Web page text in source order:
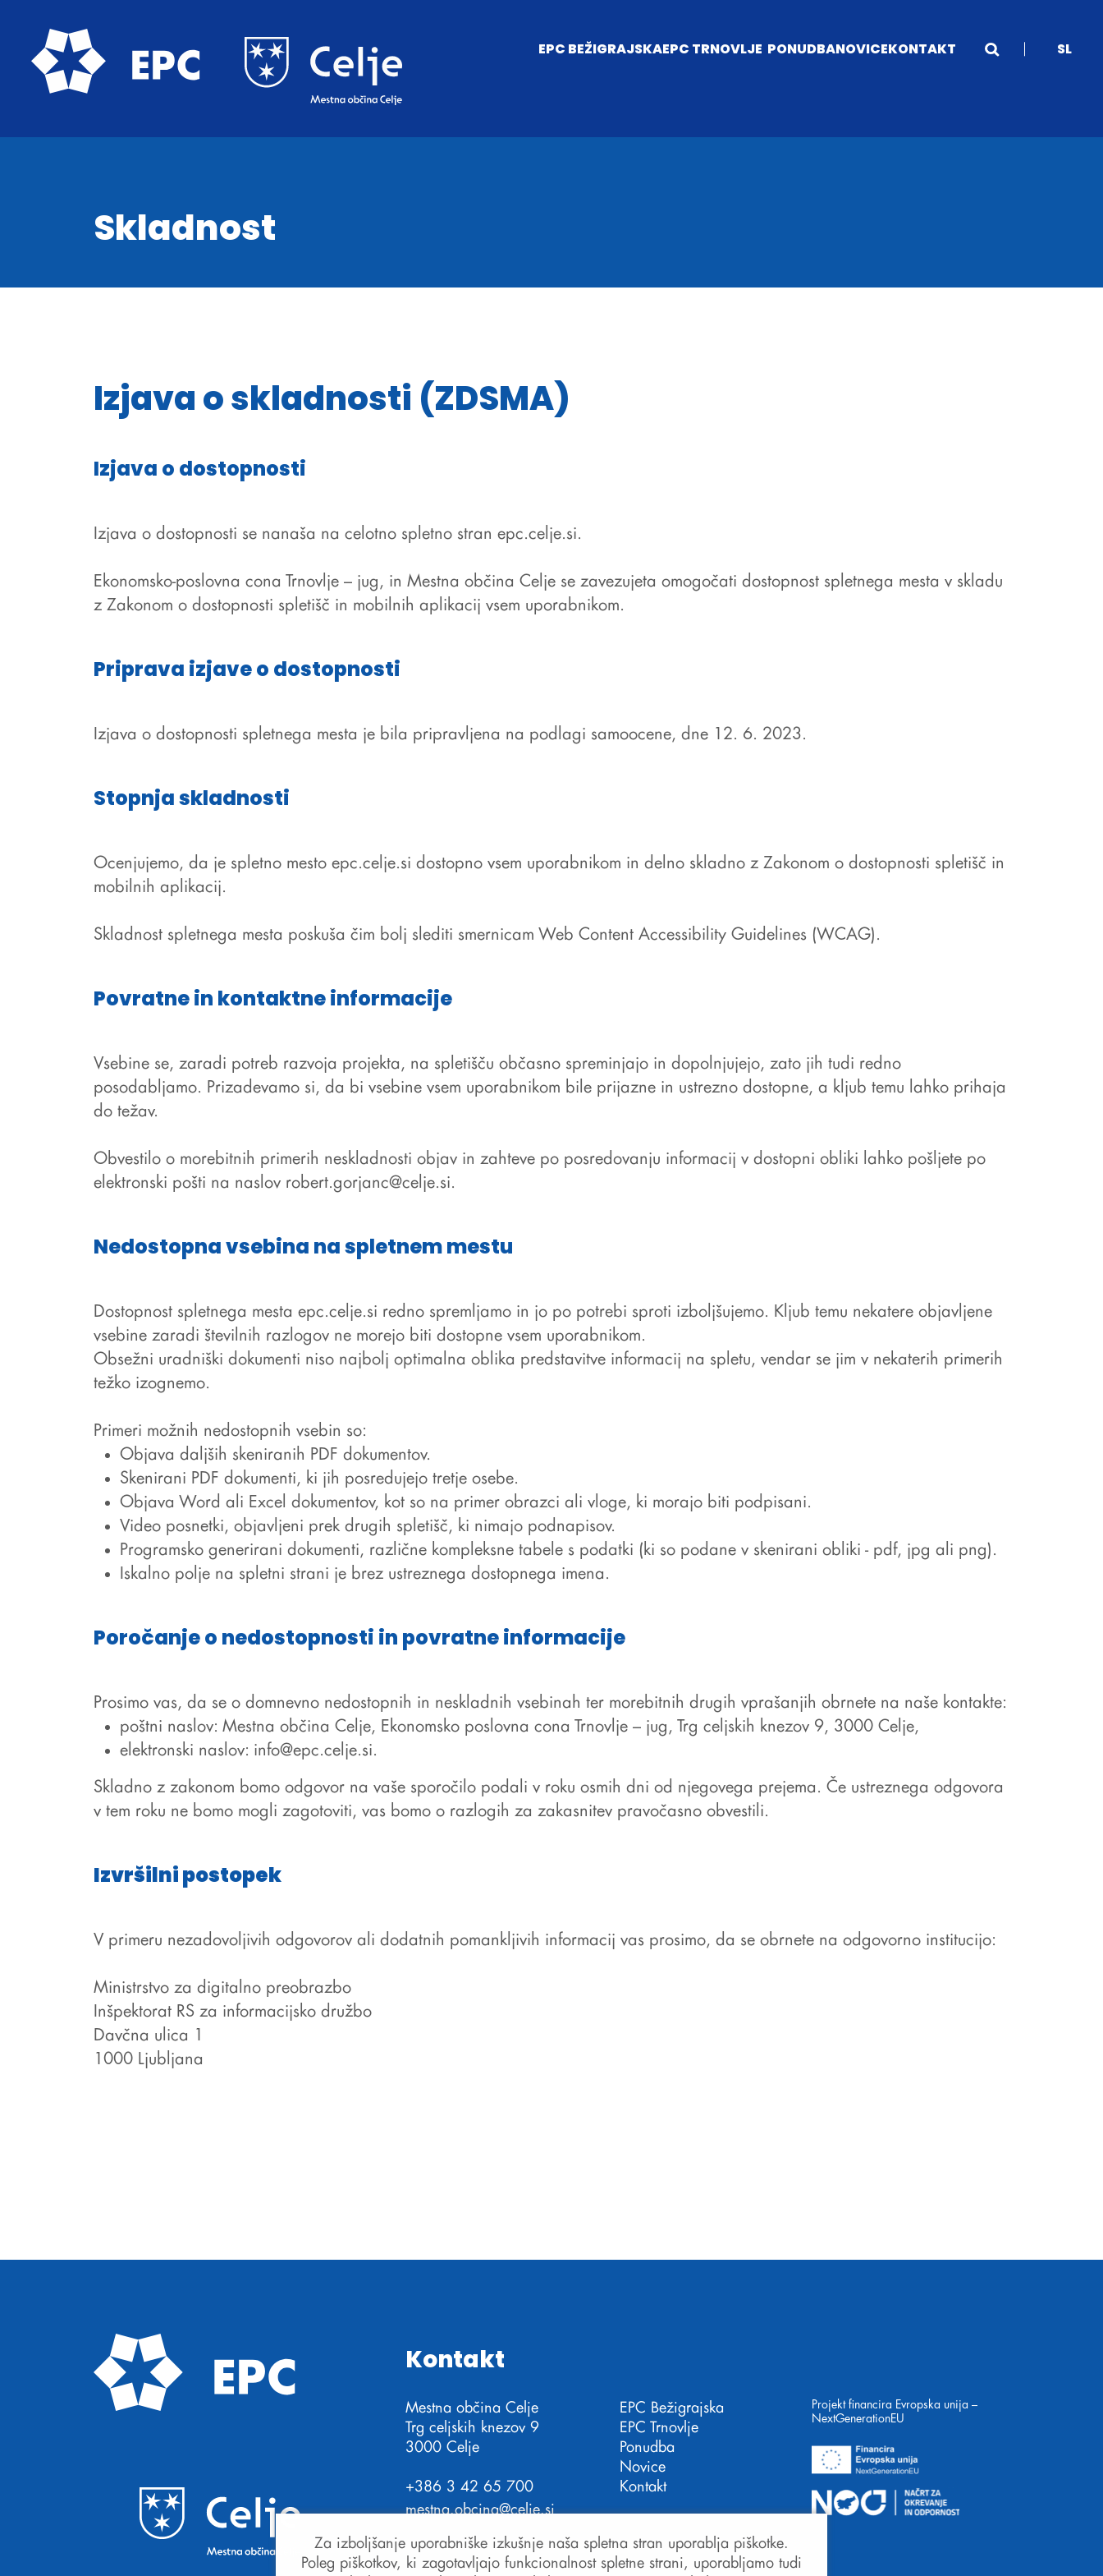
EPC BEŽIGRAJSKAEPC TRNOVLJE PONUDBANOVICEKONTAKT SL
Skladnost
Izjava o skladnosti (ZDSMA)
Izjava o dostopnosti
Izjava o dostopnosti se nanaša na celotno spletno stran epc.celje.si.
Ekonomsko-poslovna cona Trnovlje – jug, in Mestna občina Celje se zavezujeta omogočati dostopnost spletnega mesta v skladu
z Zakonom o dostopnosti spletišč in mobilnih aplikacij vsem uporabnikom.
Priprava izjave o dostopnosti
Izjava o dostopnosti spletnega mesta je bila pripravljena na podlagi samoocene, dne 12. 6. 2023.
Stopnja skladnosti
Ocenjujemo, da je spletno mesto epc.celje.si dostopno vsem uporabnikom in delno skladno z Zakonom o dostopnosti spletišč in
mobilnih aplikacij.
Skladnost spletnega mesta poskuša čim bolj slediti smernicam Web Content Accessibility Guidelines (WCAG).
Povratne in kontaktne informacije
Vsebine se, zaradi potreb razvoja projekta, na spletišču občasno spreminjajo in dopolnjujejo, zato jih tudi redno
posodabljamo. Prizadevamo si, da bi vsebine vsem uporabnikom bile prijazne in ustrezno dostopne, a kljub temu lahko prihaja
do težav.
Obvestilo o morebitnih primerih neskladnosti objav in zahteve po posredovanju informacij v dostopni obliki lahko pošljete po
elektronski pošti na naslov robert.gorjanc@celje.si.
Nedostopna vsebina na spletnem mestu
Dostopnost spletnega mesta epc.celje.si redno spremljamo in jo po potrebi sproti izboljšujemo. Kljub temu nekatere objavljene
vsebine zaradi številnih razlogov ne morejo biti dostopne vsem uporabnikom.
Obsežni uradniški dokumenti niso najbolj optimalna oblika predstavitve informacij na spletu, vendar se jim v nekaterih primerih
težko izognemo.
Primeri možnih nedostopnih vsebin so:
Objava daljših skeniranih PDF dokumentov.
Skenirani PDF dokumenti, ki jih posredujejo tretje osebe.
Objava Word ali Excel dokumentov, kot so na primer obrazci ali vloge, ki morajo biti podpisani.
Video posnetki, objavljeni prek drugih spletišč, ki nimajo podnapisov.
Programsko generirani dokumenti, različne kompleksne tabele s podatki (ki so podane v skenirani obliki - pdf, jpg ali png).
Iskalno polje na spletni strani je brez ustreznega dostopnega imena.
Poročanje o nedostopnosti in povratne informacije
Prosimo vas, da se o domnevno nedostopnih in neskladnih vsebinah ter morebitnih drugih vprašanjih obrnete na naše kontakte:
poštni naslov: Mestna občina Celje, Ekonomsko poslovna cona Trnovlje – jug, Trg celjskih knezov 9, 3000 Celje,
elektronski naslov: info@epc.celje.si.
Skladno z zakonom bomo odgovor na vaše sporočilo podali v roku osmih dni od njegovega prejema. Če ustreznega odgovora
v tem roku ne bomo mogli zagotoviti, vas bomo o razlogih za zakasnitev pravočasno obvestili.
Izvršilni postopek
V primeru nezadovoljivih odgovorov ali dodatnih pomankljivih informacij vas prosimo, da se obrnete na odgovorno institucijo:
Ministrstvo za digitalno preobrazbo
Inšpektorat RS za informacijsko družbo
Davčna ulica 1
1000 Ljubljana
Kontakt
Mestna občina Celje
Trg celjskih knezov 9
3000 Celje
+386 3 42 65 700
mestna.obcina@celje.si
EPC Bežigrajska
EPC Trnovlje
Ponudba
Novice
Kontakt
Projekt financira Evropska unija –
NextGenerationEU
Za izboljšanje uporabniške izkušnje naša spletna stran uporablja piškotke.
Poleg piškotkov, ki zagotavljajo funkcionalnost spletne strani, uporabljamo tudi